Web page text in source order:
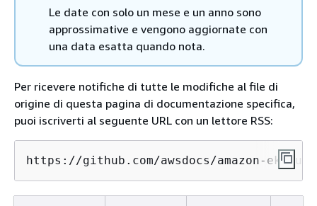
Le date con solo un mese e un anno sono
approssimative e vengono aggiornate con
una data esatta quando nota.
Per ricevere notifiche di tutte le modifiche al file di
origine di questa pagina di documentazione specifica,
puoi iscriverti al seguente URL con un lettore RSS:
https://github.com/awsdocs/amazon-eks-